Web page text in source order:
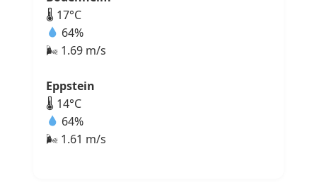
🌡 17°C
64%
🌬 1.69 m/s
Eppstein
🌡 14°C
64%
🌬 1.61 m/s